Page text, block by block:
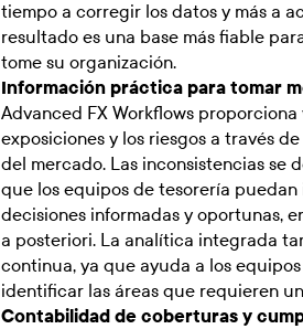
tiempo a corregir los datos y más a
resultado es una base más fiable
tome su organización.
Información práctica para tomar
Advanced FX Workflows
exposiciones y los riesgos a través
del mercado. Las inconsistencias se
que los equipos de tesorería
decisiones informadas y oportunas,
a posteriori. La analítica integrada
continua, ya que ayuda a los
identificar las áreas que requieren
Contabilidad de coberturas y